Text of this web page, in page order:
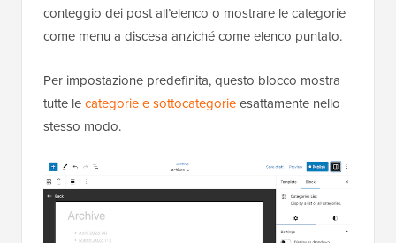
conteggio dei post all’elenco o mostrare le categorie
come menu a discesa anziché come elenco puntato.
Per impostazione predefinita, questo blocco mostra
tutte lecategorie e sottocategorieesattamente nello
stesso modo.